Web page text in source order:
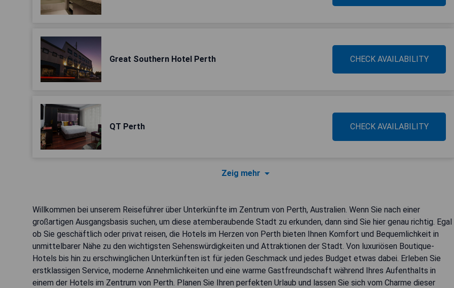
Great Southern Hotel Perth CHECK AVAILABILITY
QT Perth CHECK AVAILABILITY
Zeig mehr
Willkommen bei unserem Reiseführer über Unterkünfte im Zentrum von Perth, Australien. Wenn Sie nach einer
großartigen Ausgangsbasis suchen, um diese atemberaubende Stadt zu erkunden, dann sind Sie hier genau richtig. Egal
ob Sie geschäftlich oder privat reisen, die Hotels im Herzen von Perth bieten Ihnen Komfort und Bequemlichkeit in
unmittelbarer Nähe zu den wichtigsten Sehenswürdigkeiten und Attraktionen der Stadt. Von luxuriösen Boutique-
Hotels bis hin zu erschwinglichen Unterkünften ist für jeden Geschmack und jedes Budget etwas dabei. Erleben Sie
erstklassigen Service, moderne Annehmlichkeiten und eine warme Gastfreundschaft während Ihres Aufenthalts in
einem der Hotels im Zentrum von Perth. Planen Sie Ihren perfekten Urlaub und lassen Sie sich vom Charme dieser